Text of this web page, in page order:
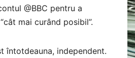
@BBC pentru a
mai curând posibil”.
întotdeauna, independent.